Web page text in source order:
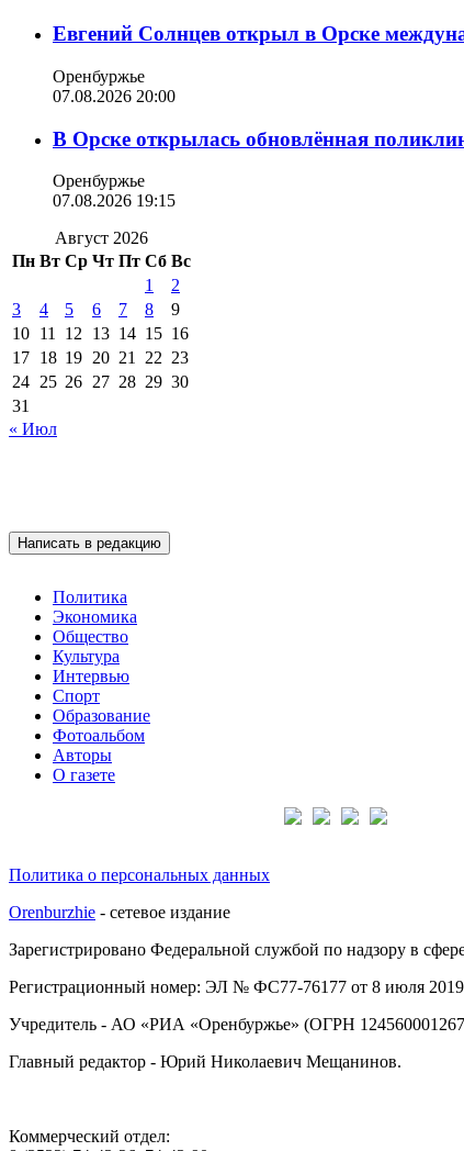
Евгений Солнцев открыл в Орске
Оренбуржье
07.08.2026 20:00
В Орске открылась обновлённая
Оренбуржье
07.08.2026 19:15
Август 2026
Пн Вт Ср Чт Пт Сб Вс
1
2
3
4 5 6 7 8
9
10 11 12 13 14 15 16
17 18 19 20 21 22 23
24 25 26 27 28 29 30
31
« Июл
Написать в редакцию
Политика
Экономика
Общество
Культура
Интервью
Спорт
Образование
Фотоальбом
Авторы
О газете
Политика о персональных данных
Orenburzhie - сетевое издание
Зарегистрировано Федеральной службой по надзору в
Регистрационный номер: ЭЛ № ФС77-76177 от 8 июля 2019
Учредитель - АО «РИА «Оренбуржье» (ОГРН
Главный редактор - Юрий Николаевич Мещанинов.
Коммерческий отдел: